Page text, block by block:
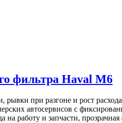
фильтра Haval M6
при разгоне и рост
автосервисов с
на работу и запчасти,